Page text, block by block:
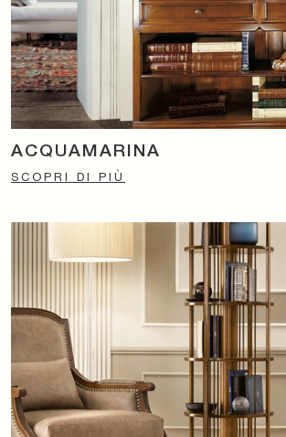
ACQUAMARINA
SCOPRI DI PIÙ